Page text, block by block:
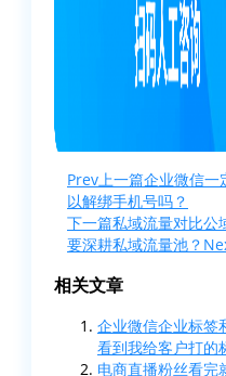
Prev 上一篇企业微信一
以解绑手机号吗？
下一篇私域流量对比公
要深耕私域流量池？
相关文章
企业微信企业标签
看到我给客户打的
电商直播粉丝看完